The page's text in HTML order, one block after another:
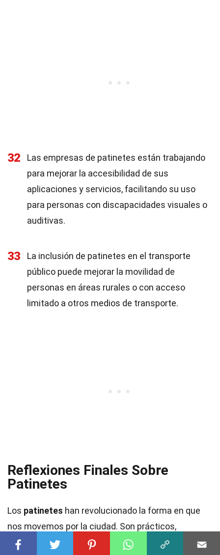
32
Las empresas de patinetes están trabajando
para mejorar la accesibilidad de sus
aplicaciones y servicios, facilitando su uso
para personas con discapacidades visuales o
auditivas.
33
La inclusión de patinetes en el transporte
público puede mejorar la movilidad de
personas en áreas rurales o con acceso
limitado a otros medios de transporte.
Reflexiones Finales Sobre
Patinetes
Los patinetes han revolucionado la forma en que
nos movemos por la ciudad. Son prácticos,
ecológicos y, sobre todo, divertidos. Conocer